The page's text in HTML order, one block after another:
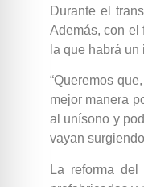
Durante el
Además, con el
la que habrá
“Queremos
mejor manera
al unísono y
vayan
La reforma